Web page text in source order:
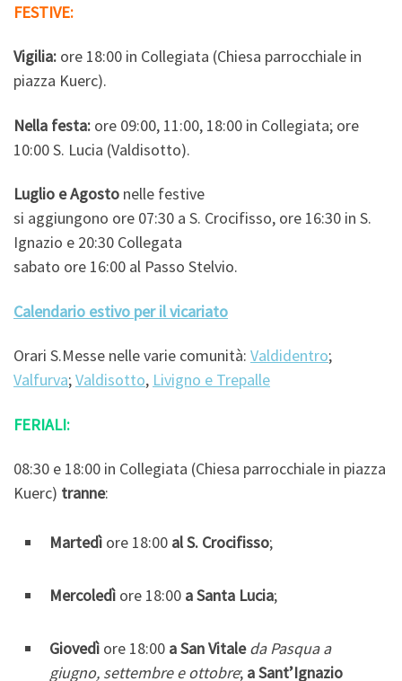
FESTIVE:
Vigilia: ore 18:00 in Collegiata (Chiesa parrocchiale in
piazza Kuerc).
Nella festa: ore 09:00, 11:00, 18:00 in Collegiata; ore
10:00 S. Lucia (Valdisotto).
Luglio e Agosto nelle festive
si aggiungono ore 07:30 a S. Crocifisso, ore 16:30 in S.
Ignazio e 20:30 Collegata
sabato ore 16:00 al Passo Stelvio.
Calendario estivo per il vicariato
Orari S.Messe nelle varie comunità: Valdidentro;
Valfurva;Valdisotto, Livigno e Trepalle
FERIALI:
08:30 e 18:00 in Collegiata (Chiesa parrocchiale in piazza
Kuerc) tranne:
Martedì ore 18:00 al S. Crocifisso;
Mercoledì ore 18:00 a Santa Lucia;
Giovedì ore 18:00 a San Vitaleda Pasqua a
giugno, settembre e ottobre; a Sant’Ignazio